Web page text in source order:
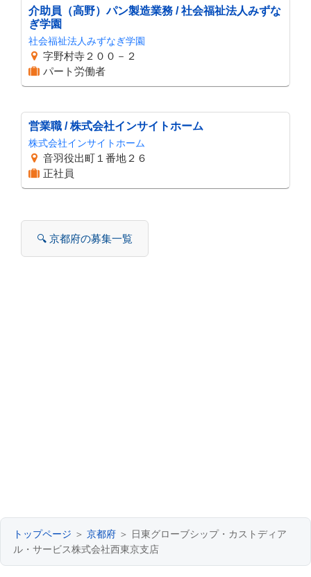
介助員（高野）パン製造業務 / 社会福祉法人みずな
ぎ学園
社会福祉法人みずなぎ学園
字野村寺２００－２
パート労働者
営業職 / 株式会社インサイトホーム
株式会社インサイトホーム
音羽役出町１番地２６
正社員
🔍 京都府の募集一覧
トップページ ＞ 京都府 ＞ 日東グローブシップ・カストディア
ル・サービス株式会社西東京支店